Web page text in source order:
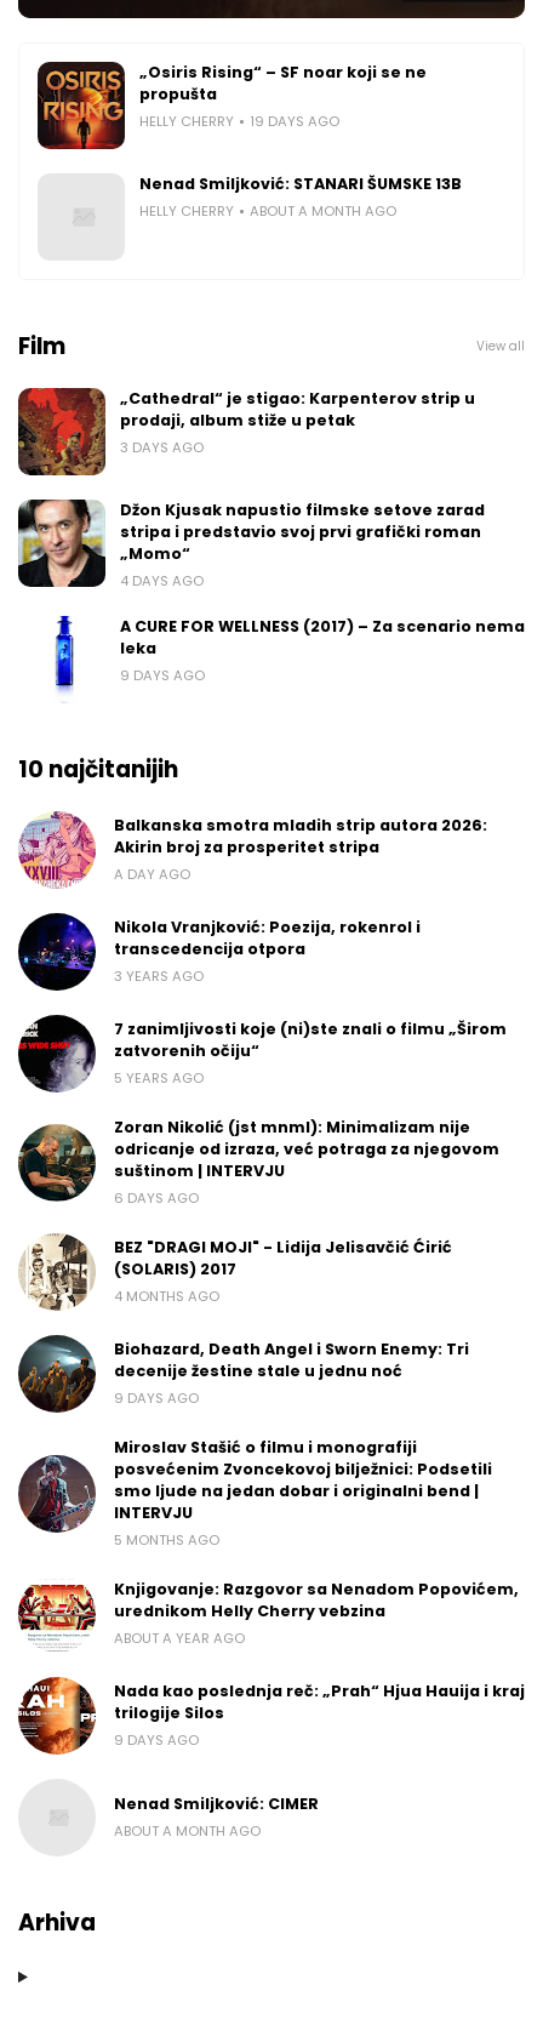
„Osiris Rising“ – SF noar koji se ne
propušta
HELLY CHERRY 19 DAYS AGO
Nenad Smiljković: STANARI ŠUMSKE 13B
HELLY CHERRY ABOUT A MONTH AGO
Film View all
„Cathedral“ je stigao: Karpenterov strip u
prodaji, album stiže u petak
3 DAYS AGO
Džon Kjusak napustio filmske setove zarad
stripa i predstavio svoj prvi grafički roman
„Momo“
4 DAYS AGO
A CURE FOR WELLNESS (2017) – Za scenario nema
leka
9 DAYS AGO
10 najčitanijih
Balkanska smotra mladih strip autora 2026:
Akirin broj za prosperitet stripa
A DAY AGO
Nikola Vranjković: Poezija, rokenrol i
transcedencija otpora
3 YEARS AGO
7 zanimljivosti koje (ni)ste znali o filmu „Širom
zatvorenih očiju“
5 YEARS AGO
Zoran Nikolić (jst mnml): Minimalizam nije
odricanje od izraza, već potraga za njegovom
suštinom | INTERVJU
6 DAYS AGO
BEZ "DRAGI MOJI" - Lidija Jelisavčić Ćirić
(SOLARIS) 2017
4 MONTHS AGO
Biohazard, Death Angel i Sworn Enemy: Tri
decenije žestine stale u jednu noć
9 DAYS AGO
Miroslav Stašić o filmu i monografiji
posvećenim Zvoncekovoj bilježnici: Podsetili
smo ljude na jedan dobar i originalni bend |
INTERVJU
5 MONTHS AGO
Knjigovanje: Razgovor sa Nenadom Popovićem,
urednikom Helly Cherry vebzina
ABOUT A YEAR AGO
Nada kao poslednja reč: „Prah“ Hjua Hauija i kraj
trilogije Silos
9 DAYS AGO
Nenad Smiljković: CIMER
ABOUT A MONTH AGO
Arhiva